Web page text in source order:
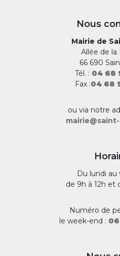
Nous
Mairie de
Allée de la
66 690
Tél. : 04 68
Fax :04 68
ou via notre
Du lundi au
de 9h à 12h et
Numéro de
le week-end :